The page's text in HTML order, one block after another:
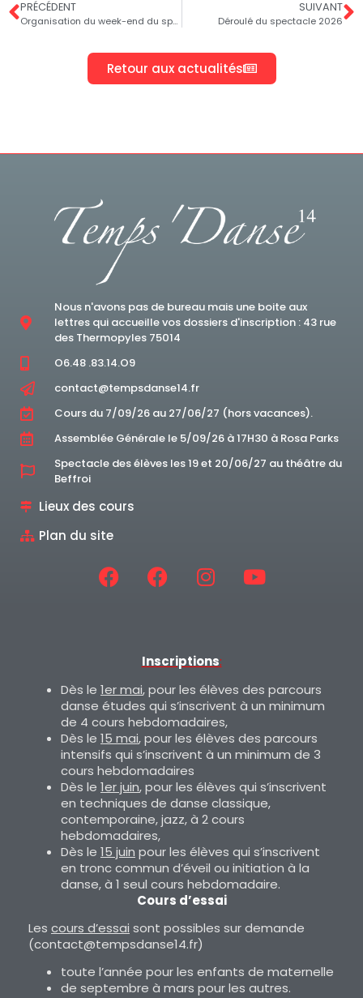
PRÉCÉDENT
Organisation du week-end du spectacle 2026
SUIVANT
Déroulé du spectacle 2026
Retour aux actualités
Nous n'avons pas de bureau mais une boite aux
lettres qui accueille vos dossiers d'inscription : 43 rue
des Thermopyles 75014
O6.48 .83.14.O9
contact@tempsdanse14.fr
Cours du 7/09/26 au 27/06/27 (hors vacances).
Assemblée Générale le 5/09/26 à 17H30 à Rosa Parks
Spectacle des élèves les 19 et 20/06/27 au théâtre du
Beffroi
Lieux des cours
Plan du site
Inscriptions:
Dès le 1er mai, pour les élèves des parcours
danse études qui s’inscrivent à un minimum
de 4 cours hebdomadaires,
Dès le 15 mai, pour les élèves des parcours
intensifs qui s’inscrivent à un minimum de 3
cours hebdomadaires
Dès le 1er juin, pour les élèves qui s’inscrivent
en techniques de danse classique,
contemporaine, jazz, à 2 cours
hebdomadaires,
Dès le 15 juin pour les élèves qui s’inscrivent
en tronc commun d’éveil ou initiation à la
danse, à 1 seul cours hebdomadaire.
Cours d’essai
Les cours d’essai sont possibles sur demande
(contact@tempsdanse14.fr)
toute l’année pour les enfants de maternelle
de septembre à mars pour les autres.